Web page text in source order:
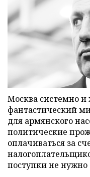
Москва системно и
фантастический
для армянского
политические
оплачиваться за
поступки не нужно